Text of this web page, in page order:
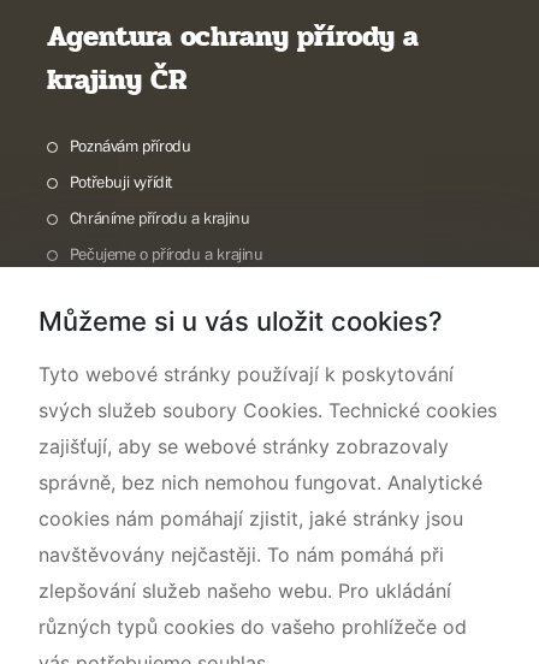
Agentura ochrany přírody a
krajiny ČR
Poznávám přírodu
Potřebuji vyřídit
Chráníme přírodu a krajinu
Pečujeme o přírodu a krajinu
O nás
Můžeme si u vás uložit cookies?
Tyto webové stránky používají k poskytování
svých služeb soubory Cookies. Technické cookies
zajišťují, aby se webové stránky zobrazovaly
správně, bez nich nemohou fungovat. Analytické
cookies nám pomáhají zjistit, jaké stránky jsou
navštěvovány nejčastěji. To nám pomáhá při
zlepšování služeb našeho webu. Pro ukládání
různých typů cookies do vašeho prohlížeče od